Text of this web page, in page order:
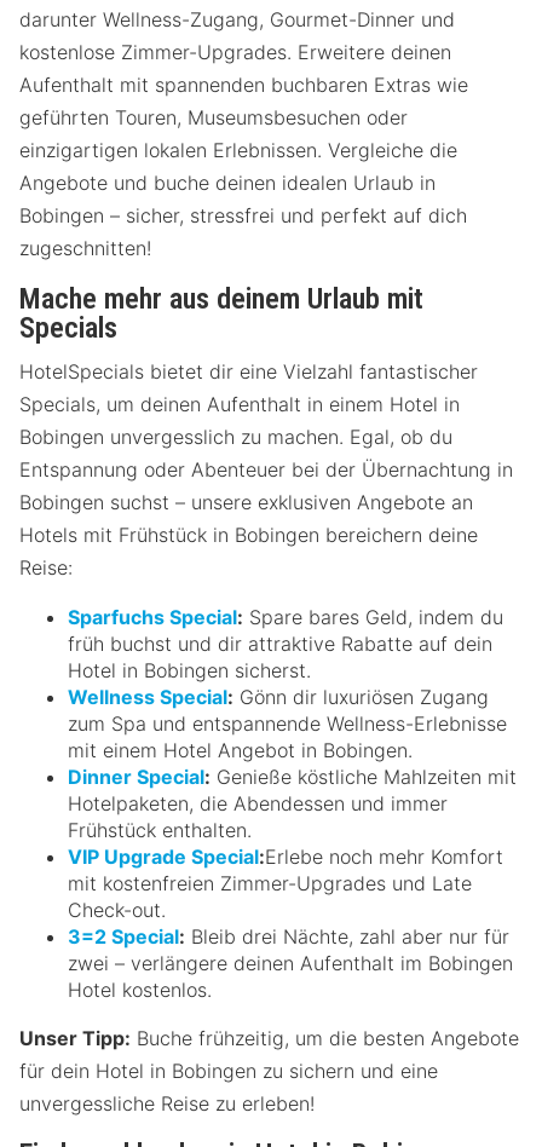
darunter Wellness-Zugang, Gourmet-Dinner und
kostenlose Zimmer-Upgrades. Erweitere deinen
Aufenthalt mit spannenden buchbaren Extras wie
geführten Touren, Museumsbesuchen oder
einzigartigen lokalen Erlebnissen. Vergleiche die
Angebote und buche deinen idealen Urlaub in
Bobingen – sicher, stressfrei und perfekt auf dich
zugeschnitten!
Mache mehr aus deinem Urlaub mit
Specials
HotelSpecials bietet dir eine Vielzahl fantastischer
Specials, um deinen Aufenthalt in einem Hotel in
Bobingen unvergesslich zu machen. Egal, ob du
Entspannung oder Abenteuer bei der Übernachtung in
Bobingen suchst – unsere exklusiven Angebote an
Hotels mit Frühstück in Bobingen bereichern deine
Reise:
Sparfuchs Special: Spare bares Geld, indem du
früh buchst und dir attraktive Rabatte auf dein
Hotel in Bobingen sicherst.
Wellness Special: Gönn dir luxuriösen Zugang
zum Spa und entspannende Wellness-Erlebnisse
mit einem Hotel Angebot in Bobingen.
Dinner Special: Genieße köstliche Mahlzeiten mit
Hotelpaketen, die Abendessen und immer
Frühstück enthalten.
VIP Upgrade Special:Erlebe noch mehr Komfort
mit kostenfreien Zimmer-Upgrades und Late
Check-out.
3=2 Special: Bleib drei Nächte, zahl aber nur für
zwei – verlängere deinen Aufenthalt im Bobingen
Hotel kostenlos.
Unser Tipp: Buche frühzeitig, um die besten Angebote
für dein Hotel in Bobingen zu sichern und eine
unvergessliche Reise zu erleben!